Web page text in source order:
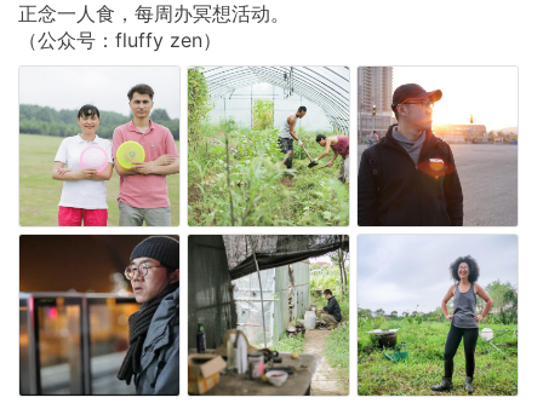
正念一人食，每周办冥想活动。
（公众号：fluffy zen）